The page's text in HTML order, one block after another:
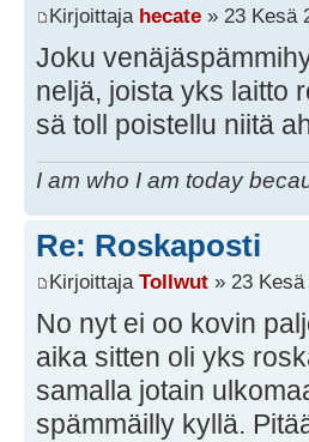
Kirjoittaja hecate » 23 Kesä
Joku
neljä, joista yks laitto
sä toll poistellu niitä
I am who I am today
Re: Roskaposti
Kirjoittaja Tollwut » 23
No nyt ei oo kovin
aika sitten oli yks
samalla jotain
spämmäilly kyllä.